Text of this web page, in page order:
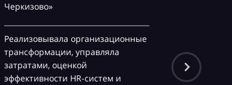
Черкизово»
Реализовывала организационные
трансформации, управляла
затратами, оценкой
эффективности HR-систем и